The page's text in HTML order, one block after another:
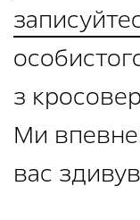
з
Ми
вас